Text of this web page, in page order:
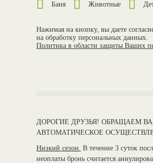
Баня Животные
Нажимая на кнопку, вы даете
на обработку персональных данных.
Политика в области защиты Ваших
ДОРОГИЕ ДРУЗЬЯ! ОБРАЩАЕМ
АВТОМАТИЧЕСКОЕ
Низкий сезон. В течение 3 суток
неоплаты бронь считается